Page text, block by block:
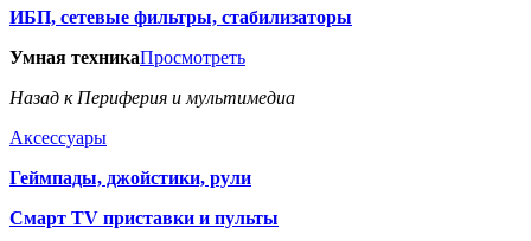
ИБП, сетевые фильтры, стабилизаторы
Умная техникаПросмотреть
Назад к Периферия и мультимедиа
Аксессуары
Геймпады, джойстики, рули
Смарт TV приставки и пульты